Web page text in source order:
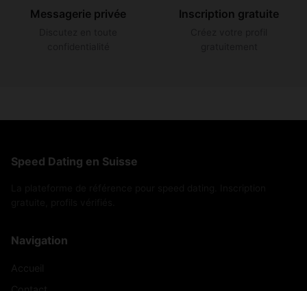
Messagerie privée Inscription gratuite
Speed Dating en Suisse
Navigation